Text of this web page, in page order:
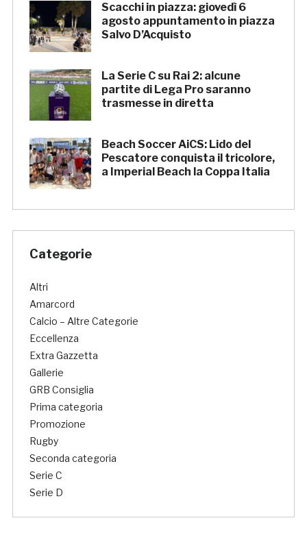
Scacchi in piazza: giovedì 6
agosto appuntamento in piazza
Salvo D’Acquisto
La Serie C su Rai 2: alcune
partite di Lega Pro saranno
trasmesse in diretta
Beach Soccer AiCS: Lido del
Pescatore conquista il tricolore,
a Imperial Beach la Coppa Italia
Categorie
Altri
Amarcord
Calcio – Altre Categorie
Eccellenza
Extra Gazzetta
Gallerie
GRB Consiglia
Prima categoria
Promozione
Rugby
Seconda categoria
Serie C
Serie D